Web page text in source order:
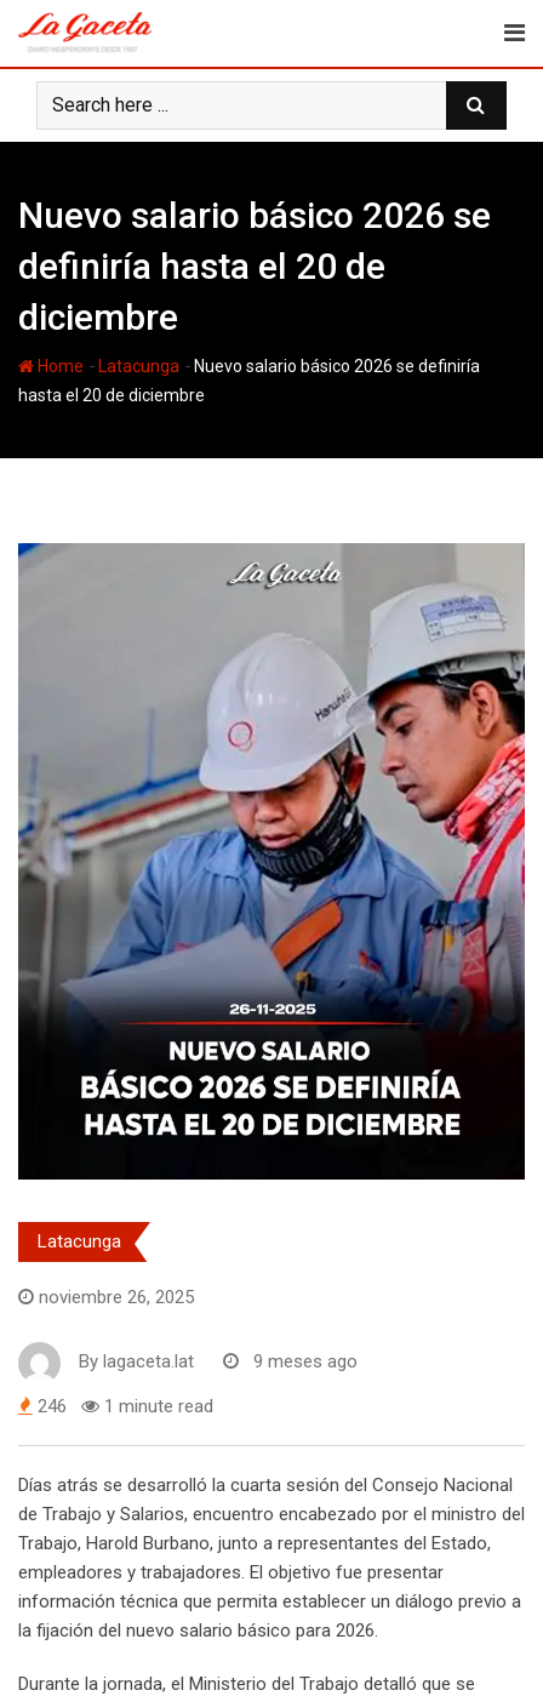
content
Nuevo salario básico 2026 se
definiría hasta el 20 de
diciembre
Home - Latacunga - Nuevo salario básico 2026 se definiría
hasta el 20 de diciembre
Latacunga
noviembre 26, 2025
By lagaceta.lat 9 meses ago
246 1 minute read
Días atrás se desarrolló la cuarta sesión del Consejo Nacional
de Trabajo y Salarios, encuentro encabezado por el ministro del
Trabajo, Harold Burbano, junto a representantes del Estado,
empleadores y trabajadores. El objetivo fue presentar
información técnica que permita establecer un diálogo previo a
la fijación del nuevo salario básico para 2026.
Durante la jornada, el Ministerio del Trabajo detalló que se